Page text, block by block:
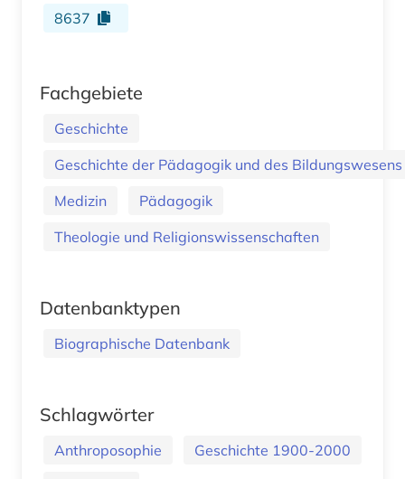
8637
Fachgebiete
Geschichte
Geschichte der Pädagogik und des Bildungswesens
Medizin
Pädagogik
Theologie und Religionswissenschaften
Datenbanktypen
Biographische Datenbank
Schlagwörter
Anthroposophie
Geschichte 1900-2000